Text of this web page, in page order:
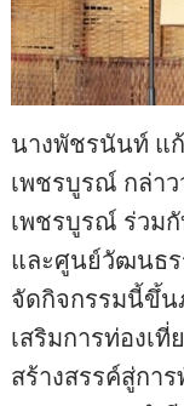
นางพัชรนันท์ แ
เพชรบูรณ์ กล่า
เพชรบูรณ์ ร่วม
และศูนย์วัฒนธร
จัดกิจกรรมนี้ขึ้น
เสริมการท่องเ
สร้างสรรค์สู่กา